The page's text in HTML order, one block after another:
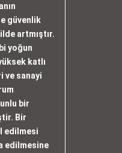
güvenlik
artmıştır.
yoğun
katlı
ve sanayi
bir
Bir
edilmesi
edilmesine